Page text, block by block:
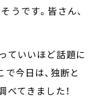
うです。皆さん、
ていいほど話題に
で今日は、独断と
べてきました！